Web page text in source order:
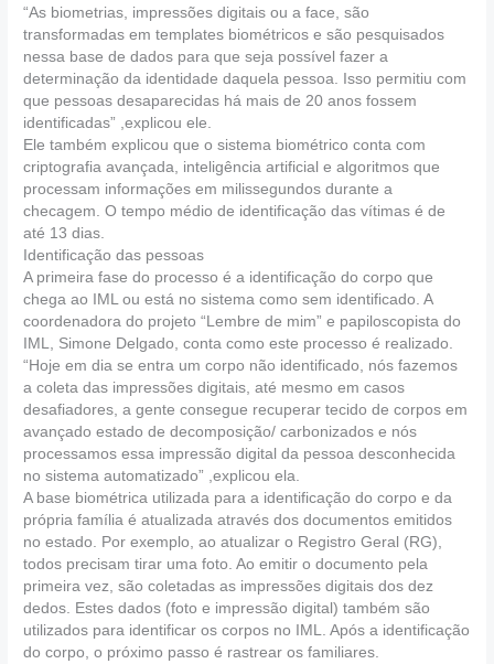
“As biometrias, impressões digitais ou a face, são
transformadas em templates biométricos e são pesquisados
nessa base de dados para que seja possível fazer a
determinação da identidade daquela pessoa. Isso permitiu com
que pessoas desaparecidas há mais de 20 anos fossem
identificadas” ,explicou ele.
Ele também explicou que o sistema biométrico conta com
criptografia avançada, inteligência artificial e algoritmos que
processam informações em milissegundos durante a
checagem. O tempo médio de identificação das vítimas é de
até 13 dias.
Identificação das pessoas
A primeira fase do processo é a identificação do corpo que
chega ao IML ou está no sistema como sem identificado. A
coordenadora do projeto “Lembre de mim” e papiloscopista do
IML, Simone Delgado, conta como este processo é realizado.
“Hoje em dia se entra um corpo não identificado, nós fazemos
a coleta das impressões digitais, até mesmo em casos
desafiadores, a gente consegue recuperar tecido de corpos em
avançado estado de decomposição/ carbonizados e nós
processamos essa impressão digital da pessoa desconhecida
no sistema automatizado” ,explicou ela.
A base biométrica utilizada para a identificação do corpo e da
própria família é atualizada através dos documentos emitidos
no estado. Por exemplo, ao atualizar o Registro Geral (RG),
todos precisam tirar uma foto. Ao emitir o documento pela
primeira vez, são coletadas as impressões digitais dos dez
dedos. Estes dados (foto e impressão digital) também são
utilizados para identificar os corpos no IML. Após a identificação
do corpo, o próximo passo é rastrear os familiares.